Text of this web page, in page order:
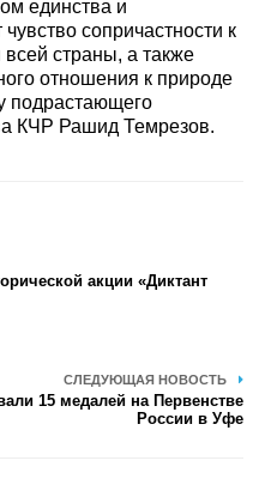
единства и
сопричастности к
всей страны, а также
отношения к природе
подрастающего
КЧР Рашид Темрезов.
акции «Диктант
СЛЕДУЮЩАЯ НОВОСТЬ
15 медалей на Первенстве
России в Уфе